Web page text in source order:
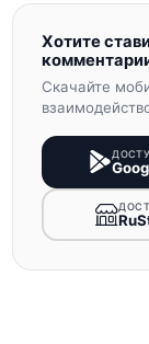
Хотите
Скачайте